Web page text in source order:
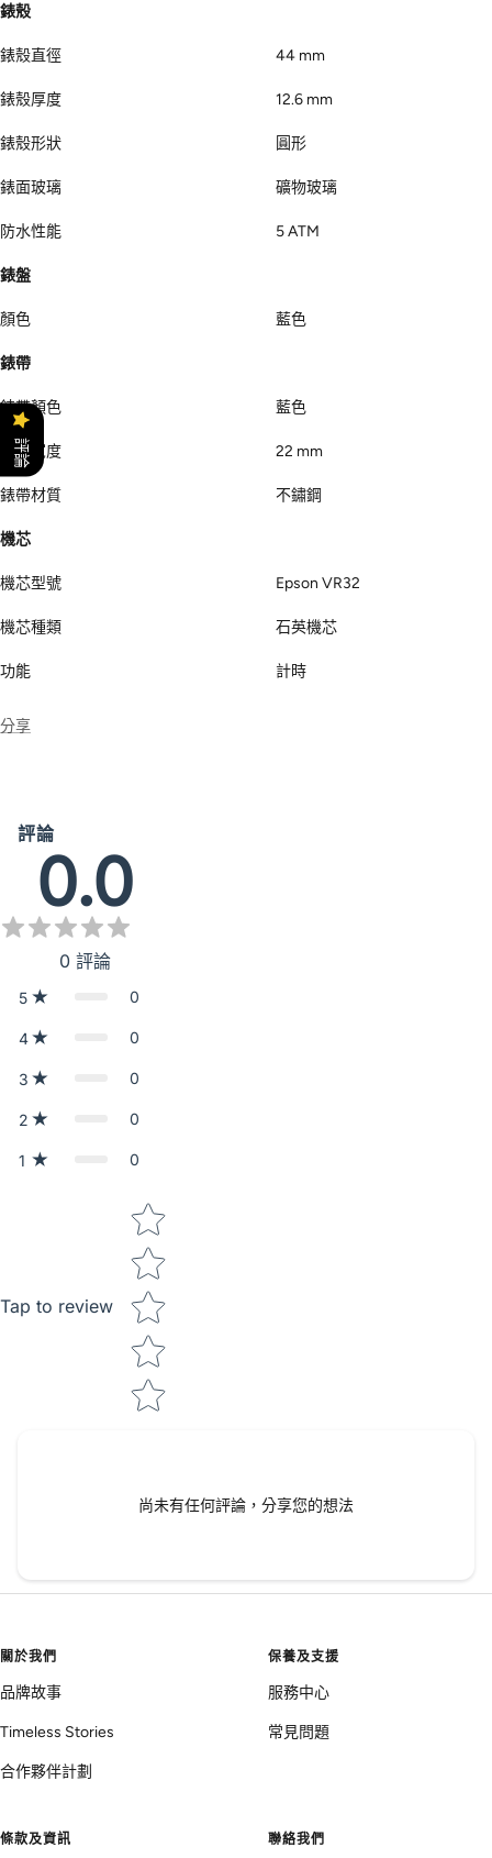
錶殼
錶殼直徑 44 mm
錶殼厚度 12.6 mm
錶殼形狀 圓形
錶面玻璃 礦物玻璃
防水性能 5 ATM
錶盤
顏色 藍色
錶帶
錶帶顏色 藍色
錶帶寬度 22 mm
錶帶材質 不鏽鋼
機芯
機芯型號 Epson VR32
機芯種類 石英機芯
功能 計時
分享
評論
0.0
0 評論
5 0
4 0
3 0
2 0
1 0
Tap to review
Star rating
尚未有任何評論，分享您的想法
關於我們
品牌故事
Timeless Stories
合作夥伴計劃
保養及支援
服務中心
常見問題
條款及資訊 聯絡我們
評論